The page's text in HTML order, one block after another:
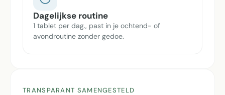
Dagelijkse routine
1 tablet per dag., past in je ochtend- of
avondroutine zonder gedoe.
TRANSPARANT SAMENGESTELD